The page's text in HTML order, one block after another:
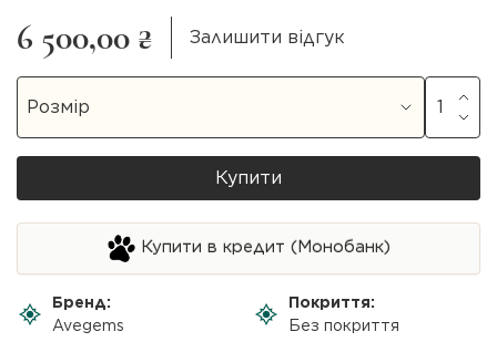
6 500,00 ₴
Залишити відгук
Купити
Купити в кредит (Монобанк)
Бренд:
Avegems
Покриття:
Без покриття